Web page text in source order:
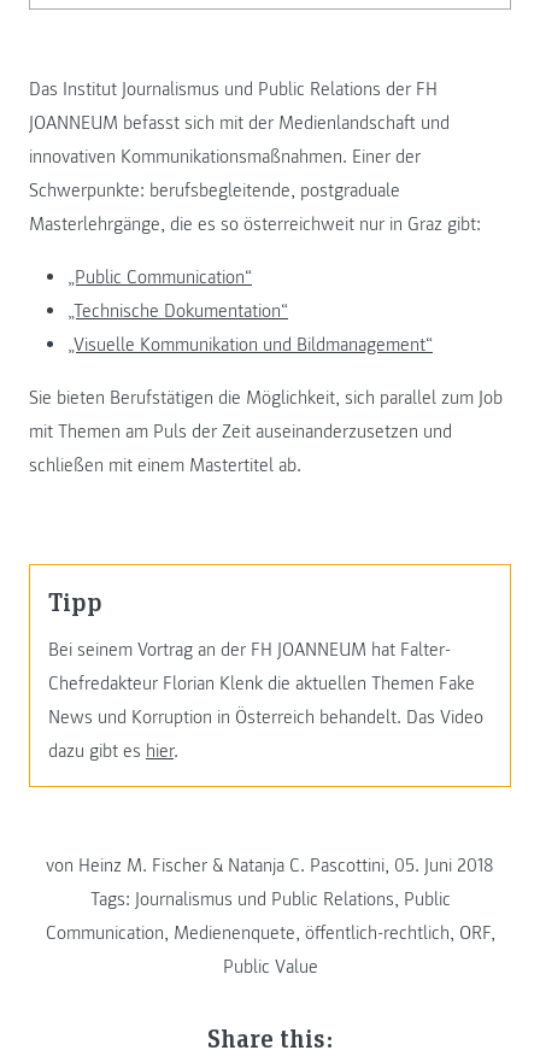
Das Institut Journalismus und Public Relations der FH
JOANNEUM befasst sich mit der Medienlandschaft und
innovativen Kommunikationsmaßnahmen. Einer der
Schwerpunkte: berufsbegleitende, postgraduale
Masterlehrgänge, die es so österreichweit nur in Graz gibt:
„Public Communication“
„Technische Dokumentation“
„Visuelle Kommunikation und Bildmanagement“
Sie bieten Berufstätigen die Möglichkeit, sich parallel zum Job
mit Themen am Puls der Zeit auseinanderzusetzen und
schließen mit einem Mastertitel ab.
Tipp
Bei seinem Vortrag an der FH JOANNEUM hat Falter-
Chefredakteur Florian Klenk die aktuellen Themen Fake
News und Korruption in Österreich behandelt. Das Video
dazu gibt es hier.
von Heinz M. Fischer & Natanja C. Pascottini, 05. Juni 2018
Tags: Journalismus und Public Relations, Public
Communication, Medienenquete, öffentlich-rechtlich, ORF,
Public Value
Share this: